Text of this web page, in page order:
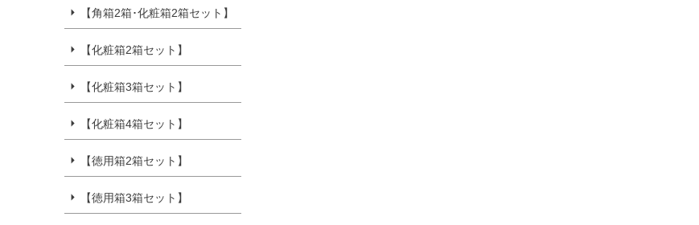
【角箱2箱･化粧箱2箱セット】
【化粧箱2箱セット】
【化粧箱3箱セット】
【化粧箱4箱セット】
【徳用箱2箱セット】
【徳用箱3箱セット】